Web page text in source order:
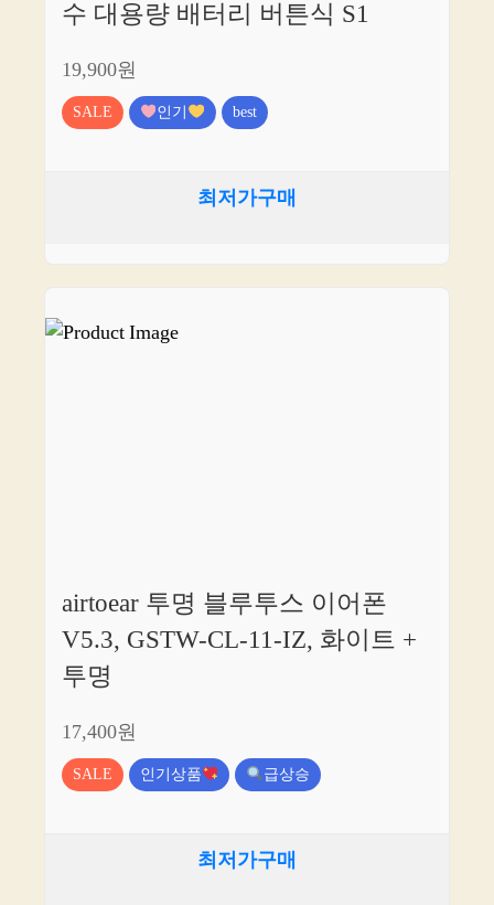
수 대용량 배터리 버튼식 S1
19,900원
SALE 인기 best
최저가구매
airtoear 투명 블루투스 이어폰
V5.3, GSTW-CL-11-IZ, 화이트 +
투명
17,400원
SALE 인기상품 급상승
최저가구매